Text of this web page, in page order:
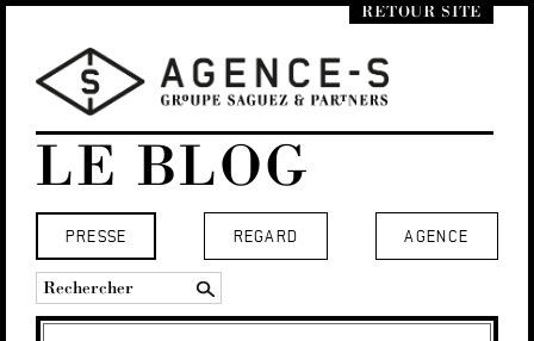
RETOUR SITE
LE BLOG
AGENCE
PRESSE REGARD